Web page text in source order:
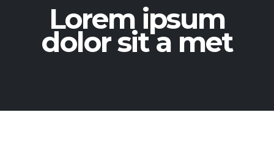
Lorem ipsum
dolor sit a met